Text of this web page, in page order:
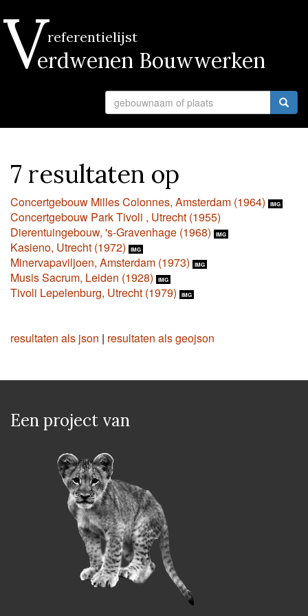
referentielijst
Verdwenen Bouwwerken
7 resultaten op
Concertgebouw Milles Colonnes, Amsterdam (1964) IMG
Concertgebouw Park Tivoli , Utrecht (1955)
Dierentuingebouw, 's-Gravenhage (1968)
IMG
Kasieno, Utrecht (1972) IMG
Minervapaviljoen, Amsterdam (1973) IMG
Musis Sacrum, Leiden (1928) IMG
Tivoli Lepelenburg, Utrecht (1979) IMG
resultaten als json | resultaten als geojson
Een project van